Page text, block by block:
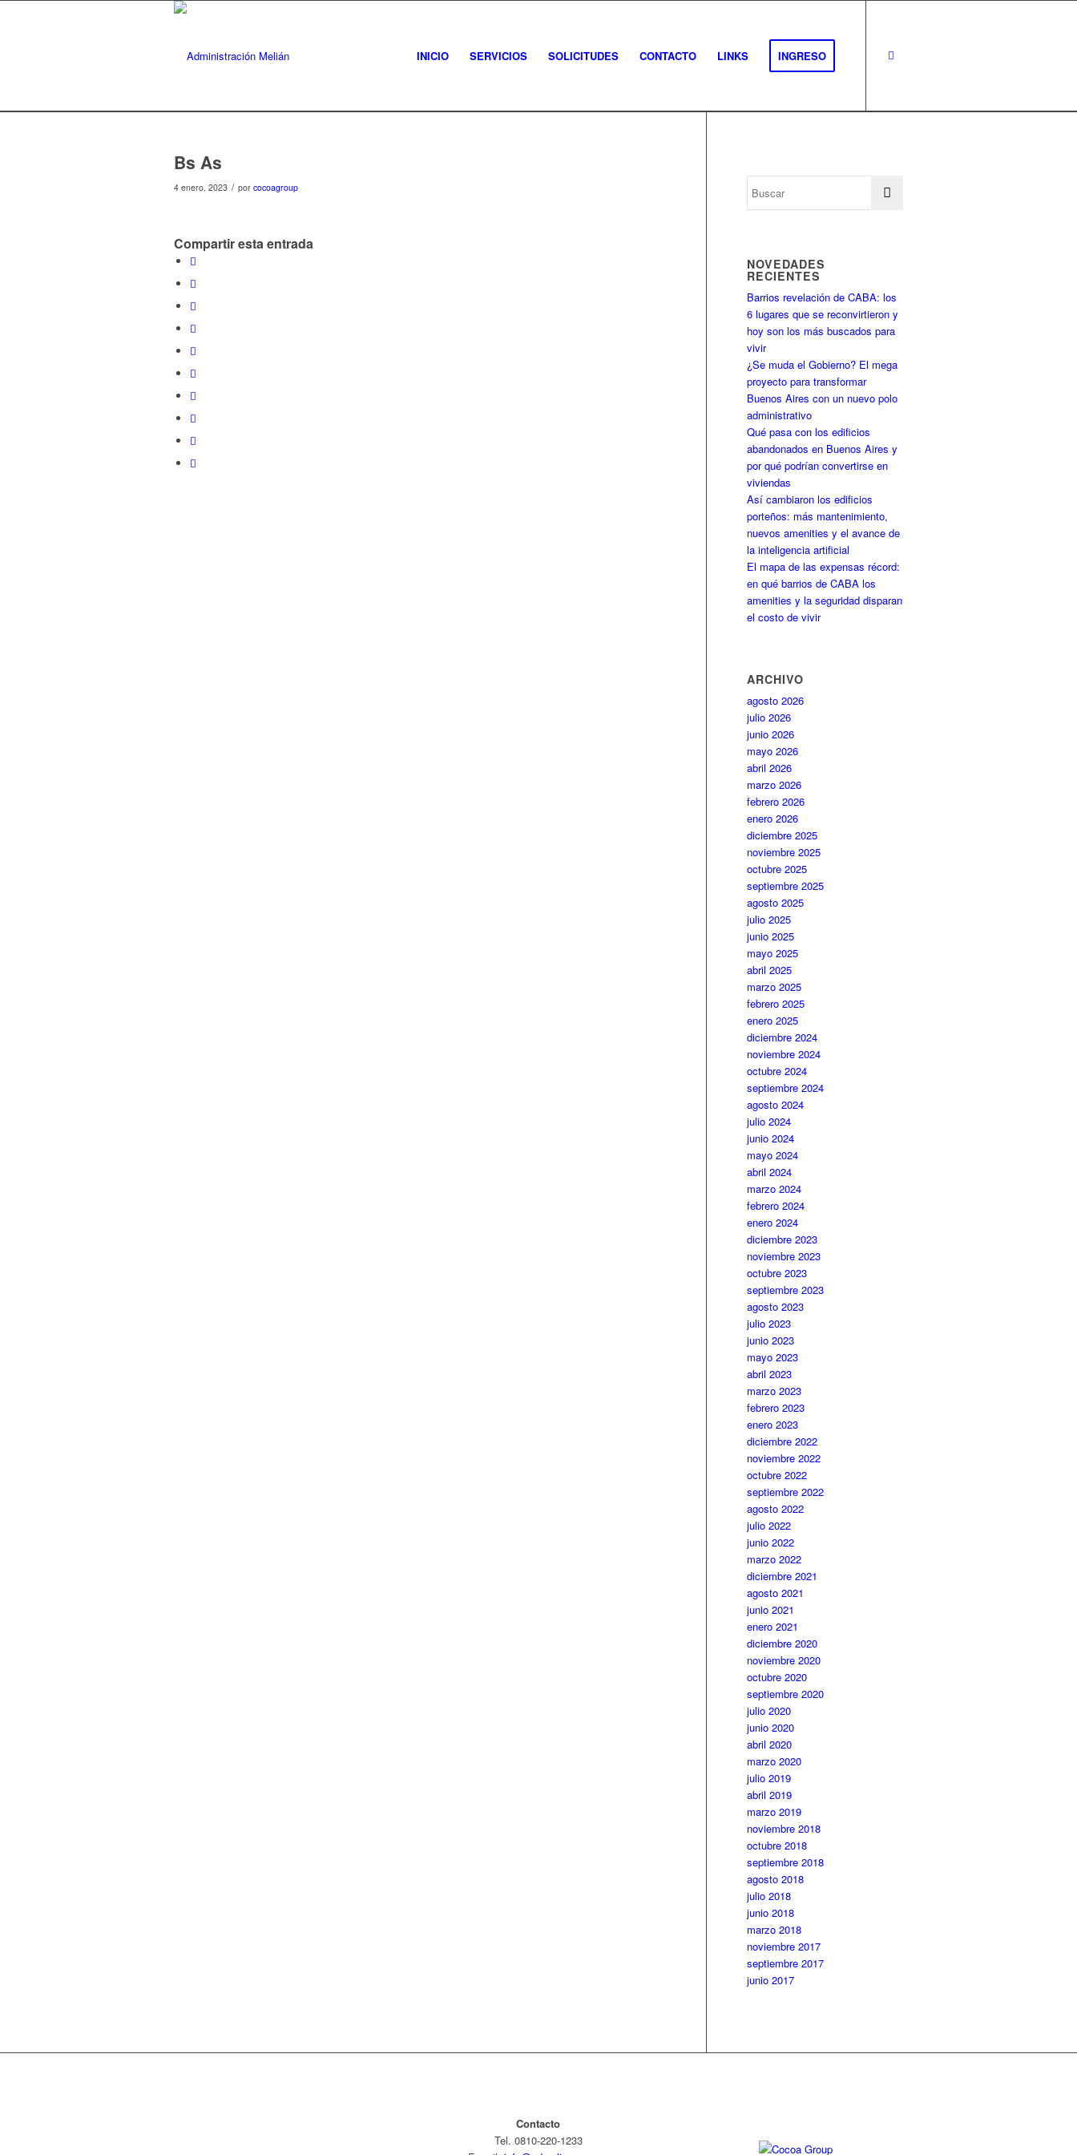
INICIO SERVICIOS SOLICITUDES CONTACTO LINKS INGRESO
Bs As
4 enero, 2023 / por cocoagroup
Compartir esta entrada
NOVEDADES
RECIENTES
Barrios revelación de CABA: los
6 lugares que se reconvirtieron y
hoy son los más buscados para
vivir
¿Se muda el Gobierno? El mega
proyecto para transformar
Buenos Aires con un nuevo polo
administrativo
Qué pasa con los edificios
abandonados en Buenos Aires y
por qué podrían convertirse en
viviendas
Así cambiaron los edificios
porteños: más mantenimiento,
nuevos amenities y el avance de
la inteligencia artificial
El mapa de las expensas récord:
en qué barrios de CABA los
amenities y la seguridad disparan
el costo de vivir
ARCHIVO
agosto 2026
julio 2026
junio 2026
mayo 2026
abril 2026
marzo 2026
febrero 2026
enero 2026
diciembre 2025
noviembre 2025
octubre 2025
septiembre 2025
agosto 2025
julio 2025
junio 2025
mayo 2025
abril 2025
marzo 2025
febrero 2025
enero 2025
diciembre 2024
noviembre 2024
octubre 2024
septiembre 2024
agosto 2024
julio 2024
junio 2024
mayo 2024
abril 2024
marzo 2024
febrero 2024
enero 2024
diciembre 2023
noviembre 2023
octubre 2023
septiembre 2023
agosto 2023
julio 2023
junio 2023
mayo 2023
abril 2023
marzo 2023
febrero 2023
enero 2023
diciembre 2022
noviembre 2022
octubre 2022
septiembre 2022
agosto 2022
julio 2022
junio 2022
marzo 2022
diciembre 2021
agosto 2021
junio 2021
enero 2021
diciembre 2020
noviembre 2020
octubre 2020
septiembre 2020
julio 2020
junio 2020
abril 2020
marzo 2020
julio 2019
abril 2019
marzo 2019
noviembre 2018
octubre 2018
septiembre 2018
agosto 2018
julio 2018
junio 2018
marzo 2018
noviembre 2017
septiembre 2017
junio 2017
Contacto
Tel. 0810-220-1233